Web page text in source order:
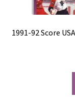
1991-92 Score